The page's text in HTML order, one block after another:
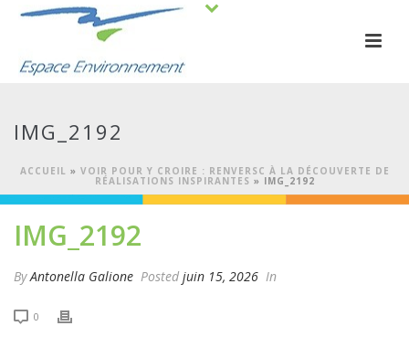
IMG_2192
ACCUEIL » VOIR POUR Y CROIRE : RENVERSC À LA DÉCOUVERTE DE
RÉALISATIONS INSPIRANTES » IMG_2192
IMG_2192
ByAntonella Galione Posted juin 15, 2026 In
0